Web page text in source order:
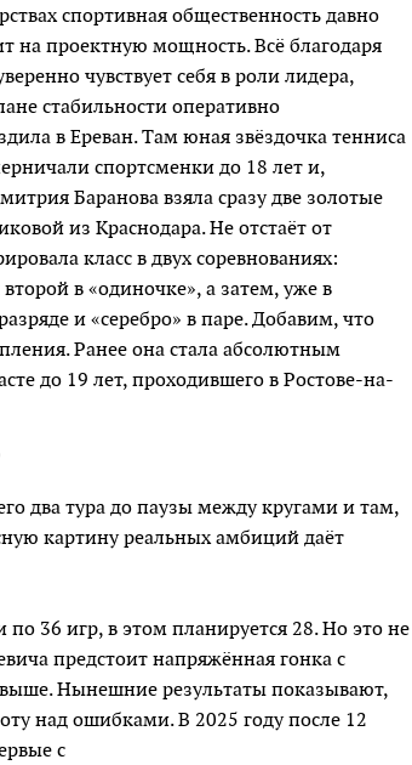
спортивная общественность давно
на проектную мощность. Всё благодаря
чувствует себя в роли лидера,
стабильности оперативно
в Ереван. Там юная звёздочка тенниса
спортсменки до 18 лет и,
Баранова взяла сразу две золотые
из Краснодара. Не отстаёт от
класс в двух соревнованиях:
в «одиночке», а затем, уже в
и «серебро» в паре. Добавим, что
Ранее она стала абсолютным
до 19 лет, проходившего в Ростове-на-
два тура до паузы между кругами и там,
картину реальных амбиций даёт
36 игр, в этом планируется 28. Но это не
предстоит напряжённая гонка с
Нынешние результаты показывают,
над ошибками. В 2025 году после 12
с